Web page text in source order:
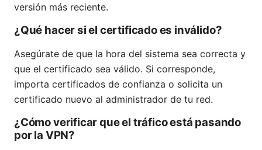
versión más reciente.
¿Qué hacer si el certificado es inválido?
Asegúrate de que la hora del sistema sea correcta y
que el certificado sea válido. Si corresponde,
importa certificados de confianza o solicita un
certificado nuevo al administrador de tu red.
¿Cómo verificar que el tráfico está pasando
por la VPN?